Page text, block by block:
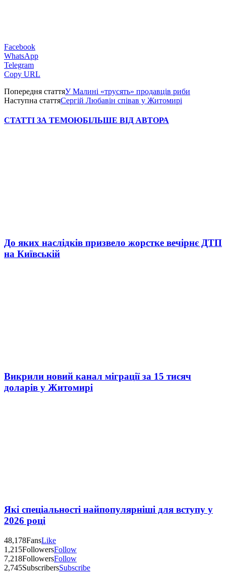
Facebook
WhatsApp
Telegram
Copy URL
Попередня статтяУ Малині «трусять» продавців риби
Наступна статтяСергій Любавін співав у Житомирі
СТАТТІ ЗА ТЕМОЮБІЛЬШЕ ВІД АВТОРА
До яких наслідків призвело жорстке вечірнє ДТП
на Київській
Викрили новий канал міграції за 15 тисяч
доларів у Житомирі
Які спеціальності найпопулярніші для вступу у
2026 році
48,178FansLike
1,215FollowersFollow
7,218FollowersFollow
2,745SubscribersSubscribe